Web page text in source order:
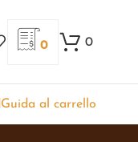
0 0
Guida al carrello